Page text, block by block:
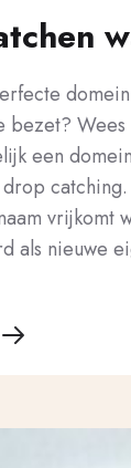
bezet?
een
vrijkomt
als nieuwe